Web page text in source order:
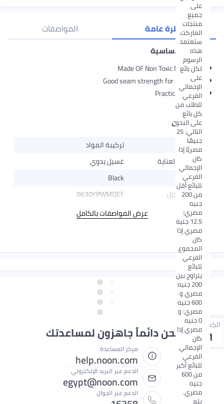
على
جميع
منتجات
الماركت.
ستعتمد
هذه
الرسوم
لكل بائع
على
الإجمالي
الفرعي
للطلب من
كل بائع
على النحو
التالي: 25
جنيهًا
مصريًا إذا
كان
الإجمالي
الفرعي
للبائع أقل
من 200
جنيه
مصري؛
12.5 جنيه
مصري إذا
كان
المجموع
الفرعي
للبائع
يتراوح بين
200 جنيه
مصري و
600 جنيه
مصري؛ و
0 جنيه
مصري إذا
كان
الإجمالي
الفرعي
للبائع أكبر
من 600
جنيه
مصري.
يتم
نظرة عامة المواصفات
الميزات الأساسية
Made OF Non Toxic Materials
Good seam strength for durability
Practical Design
المواصفات
المادة
تركيبة المواد
تعليمات العناية
غسيل يدوي
اللون
Black
رقم الموديل
0630YPWMQEF
عرض المواصفات بالكامل
الكمية
1 نحن دائماً جاهزون لمساعدتك
مركز المساعدة
help.noon.com
الدعم عبر البريد الإلكتروني
egypt@noon.com
الدعم عبر الجوال